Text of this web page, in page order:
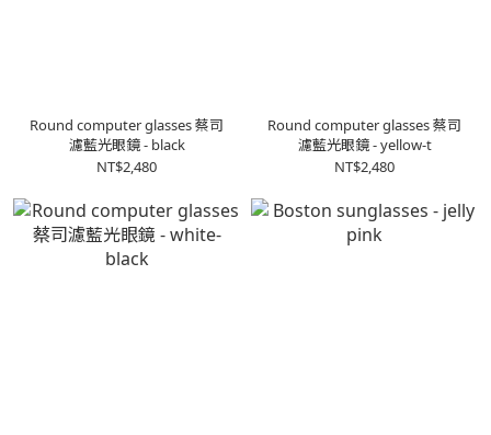
Round computer glasses 蔡司
濾藍光眼鏡 - black
NT$2,480
Round computer glasses 蔡司
濾藍光眼鏡 - yellow-t
NT$2,480